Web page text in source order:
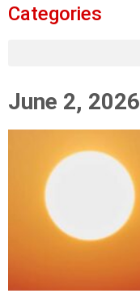
Categories
June 2, 2026